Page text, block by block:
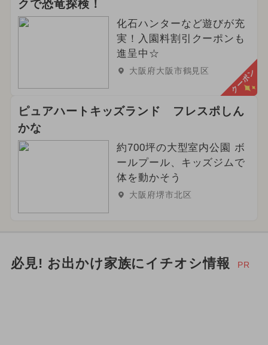
クで恐竜探検！
化石ハンターなど遊びが充
実！入園料割引クーポンも
進呈中☆
大阪府大阪市鶴見区 クーポン
ピュアハートキッズランド フレスポしん
かな
約700坪の大型室内公園 ボ
ールプール、キッズジムで
体を動かそう
大阪府堺市北区
必見! お出かけ家族にイチオシ情報 PR